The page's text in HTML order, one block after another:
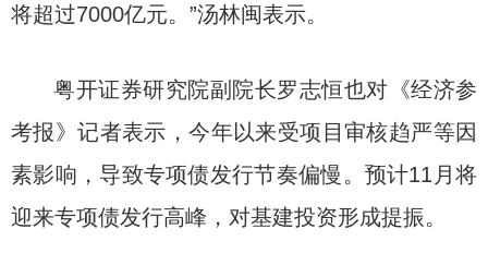
将超过7000亿元。”汤林闽表示。
粤开证券研究院副院长罗志恒也对《经济参
考报》记者表示，今年以来受项目审核趋严等因
素影响，导致专项债发行节奏偏慢。预计11月将
迎来专项债发行高峰，对基建投资形成提振。